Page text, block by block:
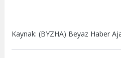
Kaynak: (BYZHA) Beyaz Haber